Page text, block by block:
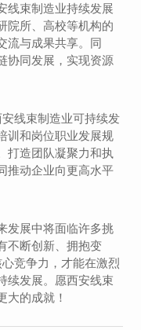
线束制造业持续发展
院所、高校等机构的
流与成果共享。同
协同发展，实现资源
线束制造业可持续发
训和岗位职业发展规
打造团队凝聚力和执
推动企业向更高水平
发展中将面临许多挑
不断创新、拥抱变
竞争力，才能在激烈
续发展。愿西安线束
大的成就！